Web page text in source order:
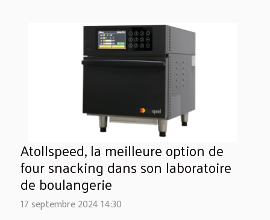
Atollspeed, la meilleure option de
four snacking dans son laboratoire
de boulangerie
17 septembre 2024 14:30